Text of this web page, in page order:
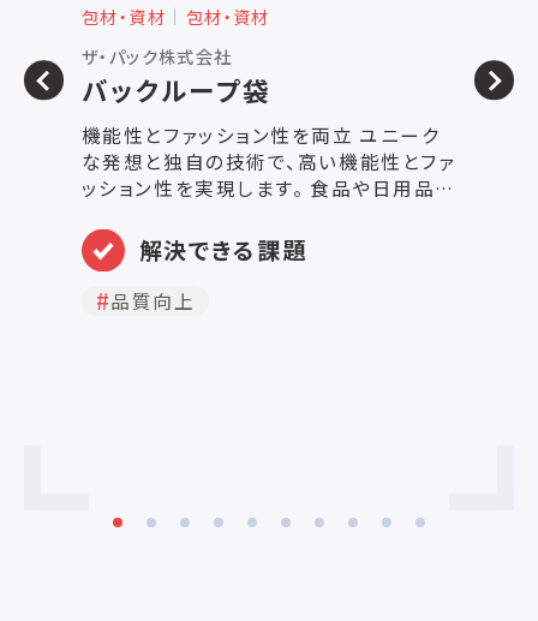
包材・資材
包材・資材
ザ・パック株式会社
バックループ袋
機能性とファッション性を両立 ユニーク
な発想と独自の技術で、高い機能性とファ
ッション性を実現します。 食品や日用品・
ッケージなど幅広い種類に対応しており、
ポリエチレン（PE）やポリプロピレン
（PP）、ポリオレフィン（PO）などのフィル
ム素材を使ったパッケージ、包装製品をご
解決できる課題
品質向上